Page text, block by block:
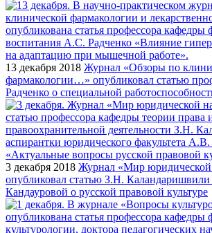
13 декабря 2018 Журнал «Обзоры по
фармакологии…» опубликовал статью
Радченко о специальной
3 декабря 2018 Журнал «Мир юридической
опубликовал статью З.Н.
Кандауровой о русской правовой культуре